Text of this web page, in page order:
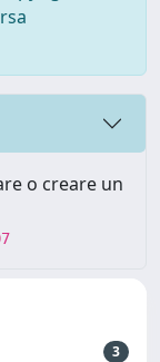
o creare un
3